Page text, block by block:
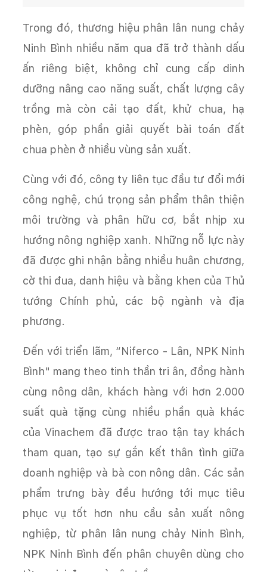
Trong đó, thương hiệu phân lân nung chảy
Ninh Bình nhiều năm qua đã trở thành dấu
ấn riêng biệt, không chỉ cung cấp dinh
dưỡng nâng cao năng suất, chất lượng cây
trồng mà còn cải tạo đất, khử chua, hạ
phèn, góp phần giải quyết bài toán đất
chua phèn ở nhiều vùng sản xuất.
Cùng với đó, công ty liên tục đầu tư đổi mới
công nghệ, chú trọng sản phẩm thân thiện
môi trường và phân hữu cơ, bắt nhịp xu
hướng nông nghiệp xanh. Những nỗ lực này
đã được ghi nhận bằng nhiều huân chương,
cờ thi đua, danh hiệu và bằng khen của Thủ
tướng Chính phủ, các bộ ngành và địa
phương.
Đến với triển lãm, “Niferco - Lân, NPK Ninh
Bình" mang theo tinh thần tri ân, đồng hành
cùng nông dân, khách hàng với hơn 2.000
suất quà tặng cùng nhiều phần quà khác
của Vinachem đã được trao tận tay khách
tham quan, tạo sự gắn kết thân tình giữa
doanh nghiệp và bà con nông dân. Các sản
phẩm trưng bày đều hướng tới mục tiêu
phục vụ tốt hơn nhu cầu sản xuất nông
nghiệp, từ phân lân nung chảy Ninh Bình,
NPK Ninh Bình đến phân chuyên dùng cho